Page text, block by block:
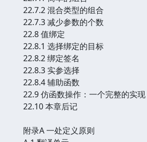
22.7.2 混合类型的组合
22.7.3 减少参数的个数
22.8 值绑定
22.8.1 选择绑定的目标
22.8.2 绑定签名
22.8.3 实参选择
22.8.4 辅助函数
22.9 仿函数操作：一个完整的实现
22.10 本章后记
附录A 一处定义原则